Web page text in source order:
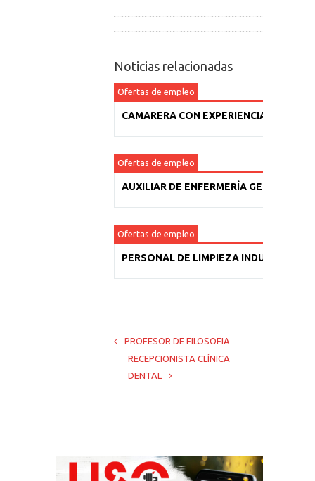
Noticias relacionadas
Ofertas de empleo
CAMARERA CON EXPERIENCIA
Ofertas de empleo
AUXILIAR DE ENFERMERÍA GERIÁTRICA
Ofertas de empleo
PERSONAL DE LIMPIEZA INDUSTRIAL
PROFESOR DE FILOSOFIA
RECEPCIONISTA CLÍNICA
DENTAL